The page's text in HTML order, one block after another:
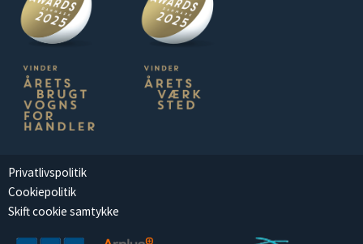
Privatlivspolitik
Cookiepolitik
Skift cookie samtykke